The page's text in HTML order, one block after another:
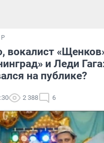
вокалист
и Леди
на публике?
2 388 6